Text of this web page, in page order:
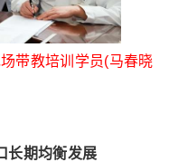
带教培训学员(马春晓
期均衡发展